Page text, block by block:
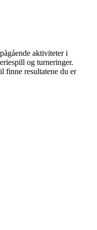
aktiviteter i
og turneringer.
finne resultatene du er